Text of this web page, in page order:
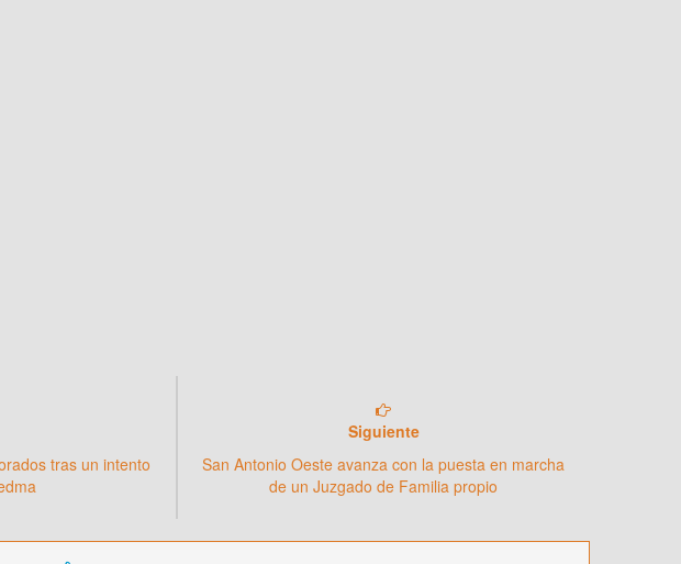
tras un intento
Siguiente
San Antonio Oeste avanza con la puesta en marcha
de un Juzgado de Familia propio